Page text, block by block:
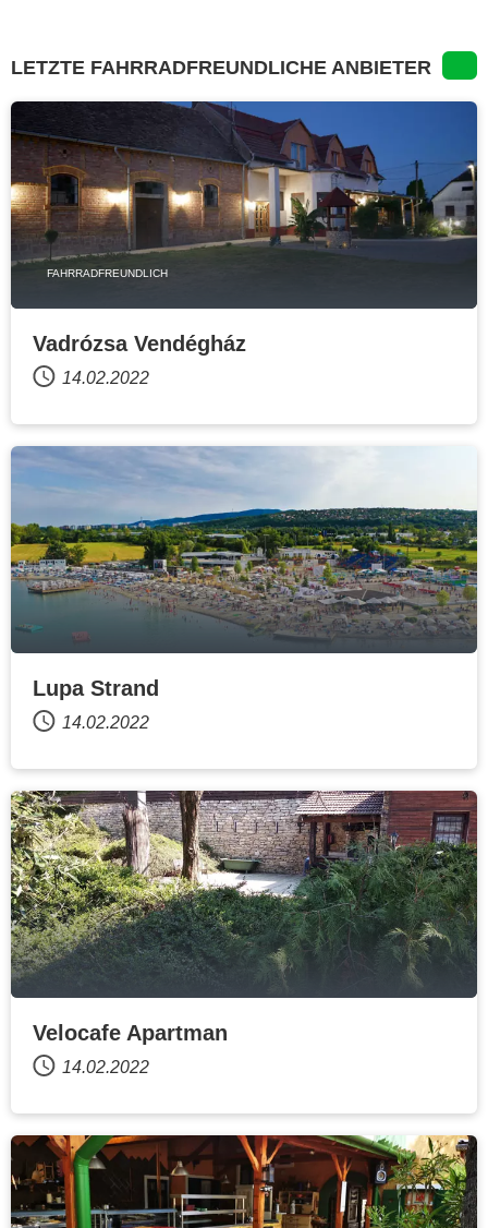
LETZTE FAHRRADFREUNDLICHE ANBIETER
FAHRRADFREUNDLICH
Vadrózsa Vendégház
14.02.2022
Lupa Strand
14.02.2022
Velocafe Apartman
14.02.2022